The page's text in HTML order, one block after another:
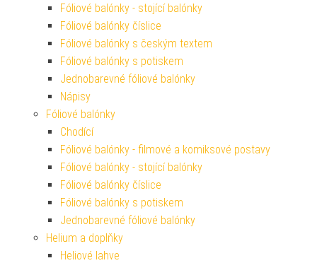
Fóliové balónky - stojící balónky
Fóliové balónky číslice
Fóliové balónky s českým textem
Fóliové balónky s potiskem
Jednobarevné fóliové balónky
Nápisy
Fóliové balónky
Chodící
Fóliové balónky - filmové a komiksové postavy
Fóliové balónky - stojící balónky
Fóliové balónky číslice
Fóliové balónky s potiskem
Jednobarevné fóliové balónky
Helium a doplňky
Heliové lahve